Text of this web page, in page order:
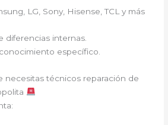
LG, Sony, Hisense, TCL y más
diferencias internas.
específico.
necesitas técnicos reparación de